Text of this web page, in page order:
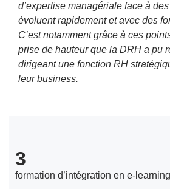
d’expertise managériale face à
évoluent rapidement et avec des
C’est notamment grâce à ces
prise de hauteur que la DRH a pu
dirigeant une fonction RH
leur business.
3
formation d’intégration en e-learning